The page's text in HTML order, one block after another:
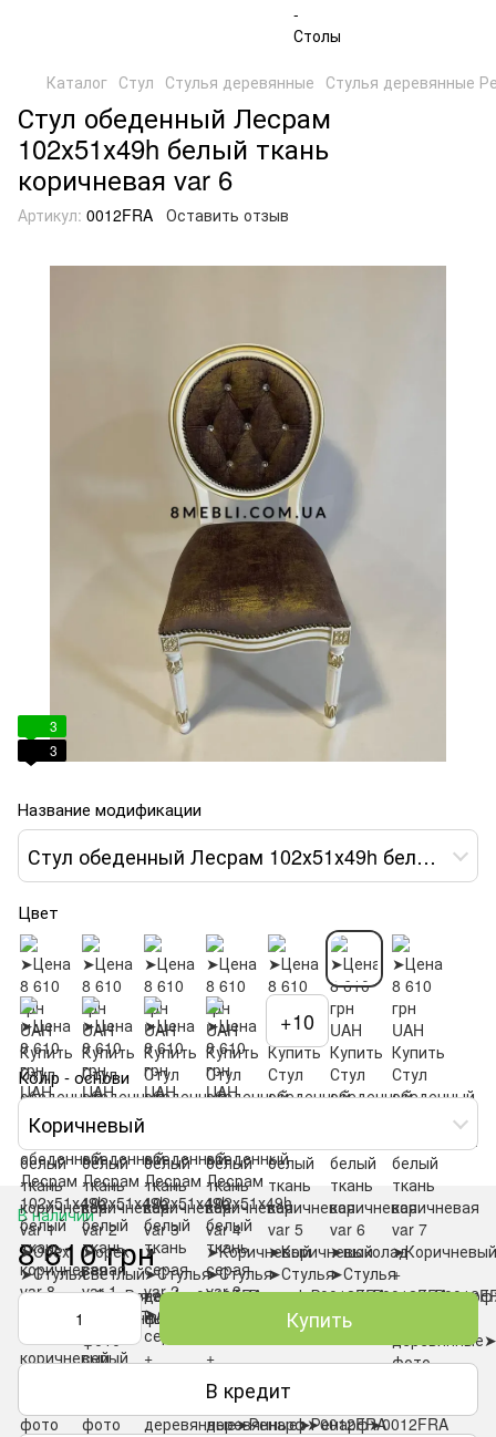
Каталог Стул Стулья деревянные Стулья деревянные
Стул обеденный Лесрам
102х51х49h белый ткань
коричневая var 6
Артикул: 0012FRA Оставить отзыв
3
3
Название модификации
Стул обеденный Лесрам 102х51х49h белый ткань коричневая var 6
Цвет
+10
Колір - основи
Коричневый
В наличии
8 610 грн
Купить
В кредит